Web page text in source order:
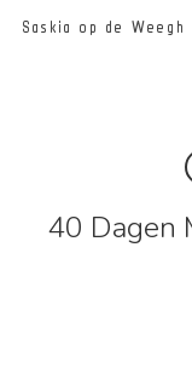
SkipSaskia op de Weegh
40 Dagen